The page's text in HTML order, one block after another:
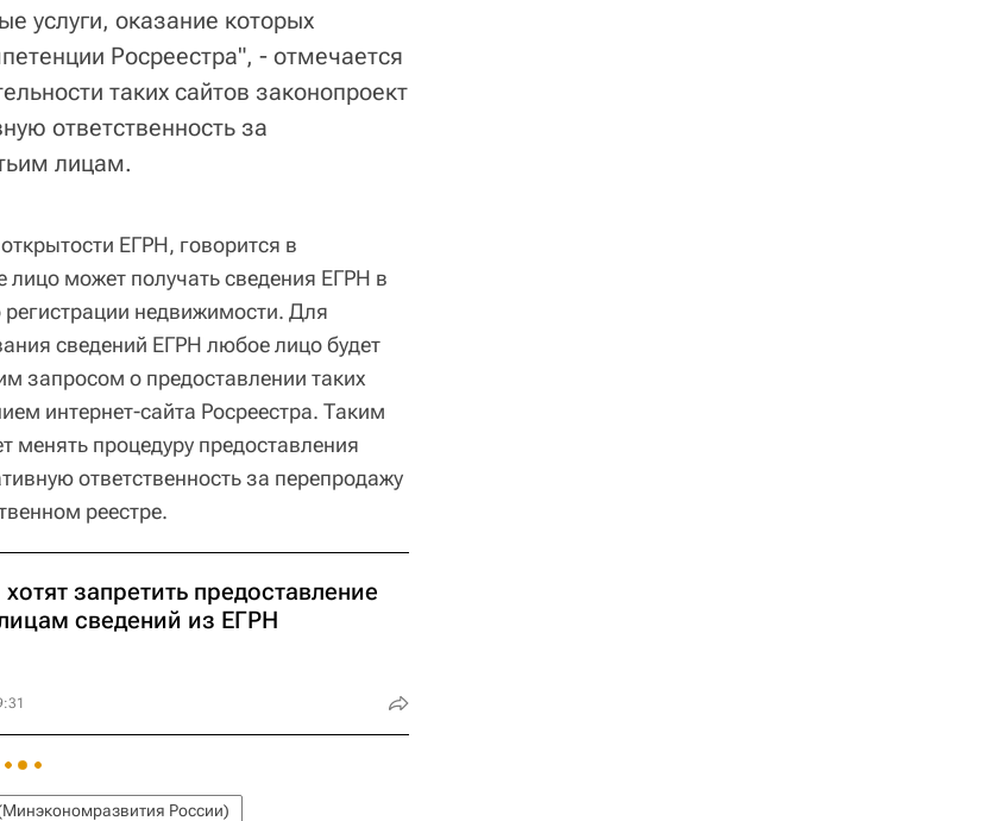
услуги, оказание которых
Росреестра", - отмечается
таких сайтов законопроект
ответственность за
лицам.
ЕГРН, говорится в
может получать сведения ЕГРН в
регистрации недвижимости. Для
сведений ЕГРН любое лицо будет
запросом о предоставлении таких
интернет-сайта Росреестра. Таким
менять процедуру предоставления
ответственность за перепродажу
реестре.
запретить предоставление
сведений из ЕГРН
России)